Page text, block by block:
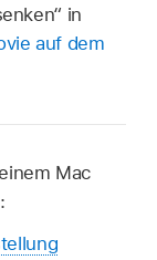
in
auf dem
Mac